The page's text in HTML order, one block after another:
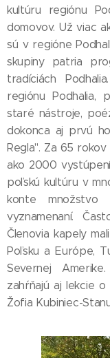
kultúru regiónu
domovov. Už viac
sú v regióne
skupiny patria
tradíciách
regiónu Podhalia,
staré nástroje,
dokonca aj prvú
Regla". Za 65
ako 2000
poľskú kultúru v
konte množstvo
vyznamenaní.
Členovia kapely
Poľsku a Európe,
Severnej
zahŕňajú aj lekcie
Žofia Kubiniec-